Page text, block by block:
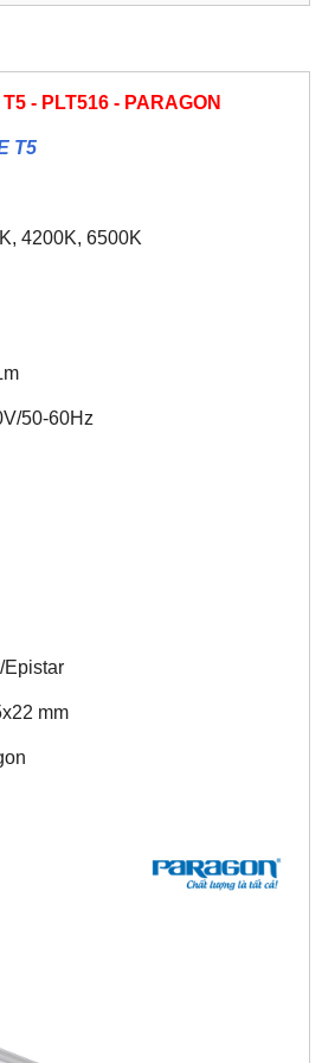
- PLT516 - PARAGON
T5
4200K, 6500K
50-60Hz
Epistar
mm